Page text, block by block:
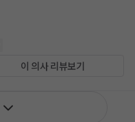
이 의사 리뷰보기